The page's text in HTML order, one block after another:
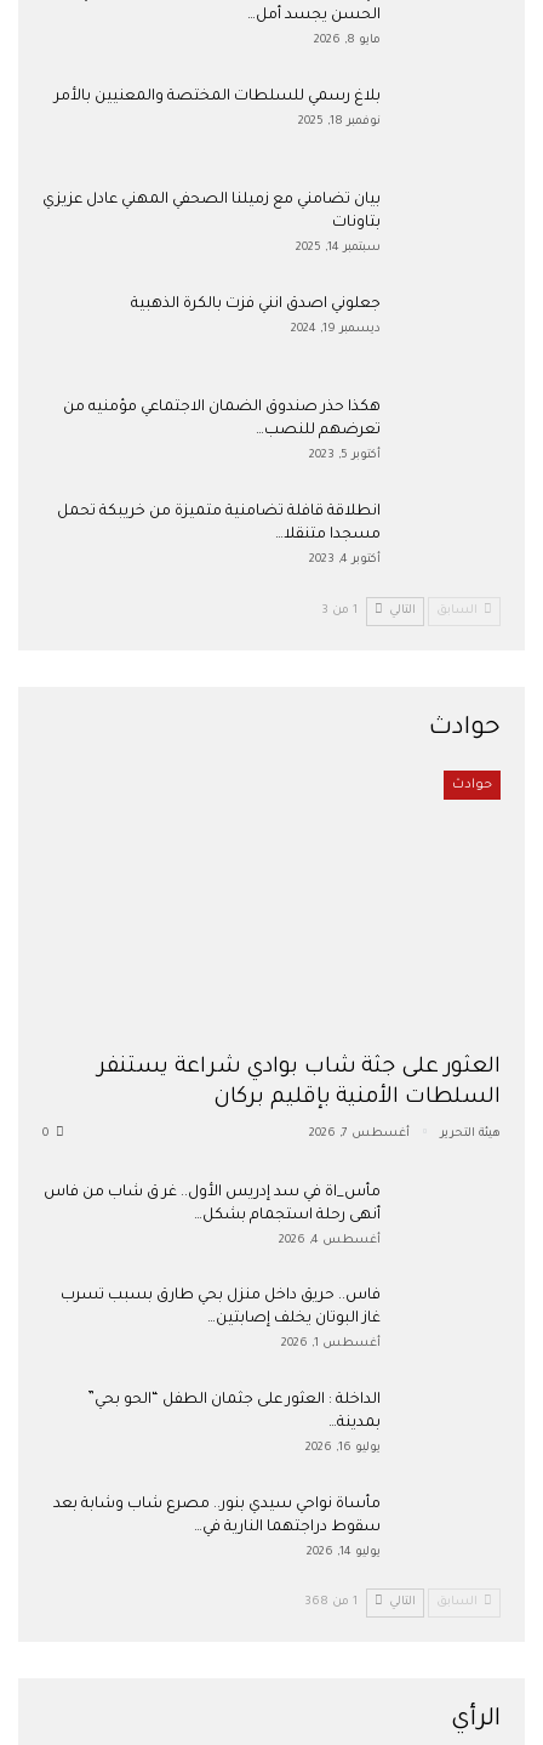
الحسن يجسد أمل…
مايو 8, 2026
بلاغ رسمي للسلطات المختصة والمعنيين بالأمر
نوفمبر 18, 2025
بيان تضامني مع زميلنا الصحفي المهني عادل عزيزي
بتاونات
سبتمبر 14, 2025
جعلوني اصدق انني فزت بالكرة الذهبية
ديسمبر 19, 2024
هكذا حذر صندوق الضمان الاجتماعي مؤمنيه من
تعرضهم للنصب…
أكتوبر 5, 2023
انطلاقة قافلة تضامنية متميزة من خريبكة تحمل
مسجدا متنقلا…
أكتوبر 4, 2023
السابق التالي 1 من 3
حوادث
حوادث
العثور على جثة شاب بوادي شراعة يستنفر
السلطات الأمنية بإقليم بركان
هيئة التحرير أغسطس 7, 2026
مأس_اة في سد إدريس الأول.. غر ق شاب من فاس
أنهى رحلة استجمام بشكل…
أغسطس 4, 2026
فاس.. حريق داخل منزل بحي طارق بسبب تسرب
غاز البوتان يخلف إصابتين…
أغسطس 1, 2026
​الداخلة : العثور على جثمان الطفل “الحو بحي”
بمدينة…
يوليو 16, 2026
مأساة نواحي سيدي بنور.. مصرع شاب وشابة بعد
سقوط دراجتهما النارية في…
يوليو 14, 2026
السابق التالي 1 من 368
الرأي